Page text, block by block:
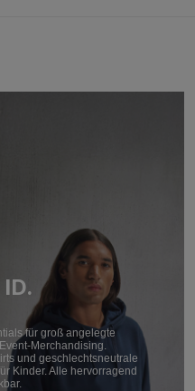
für groß angelegte
Merchandising.
und geschlechtsneutrale
Kinder. Alle hervorragend